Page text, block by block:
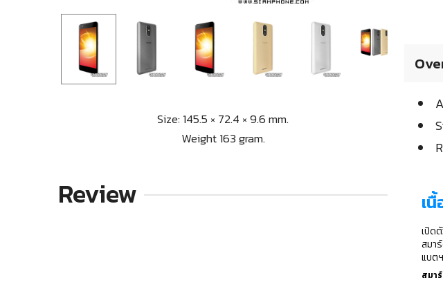
Size: 145.5 × 72.4 × 9.6 mm.
Weight 163 gram.
Review เ
เปิด
สมา
แบต
พร้อ
สมา